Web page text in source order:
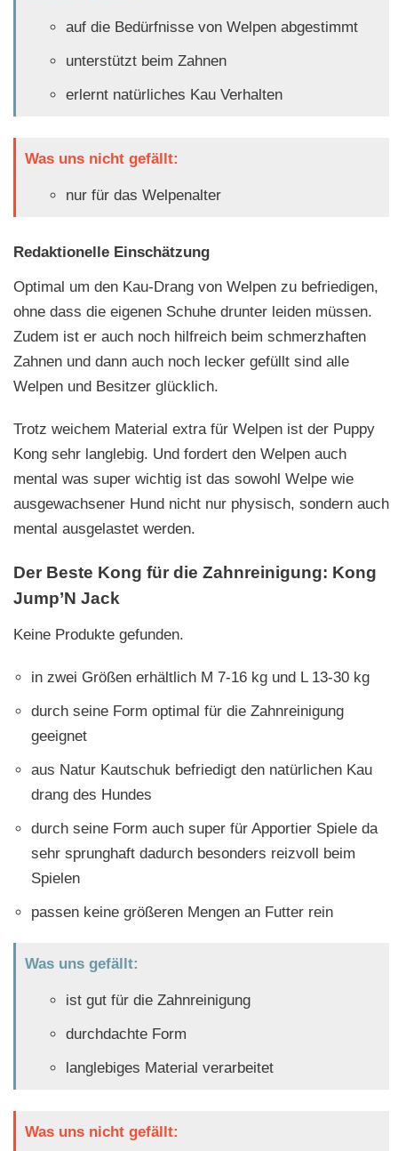
auf die Bedürfnisse von Welpen abgestimmt
unterstützt beim Zahnen
erlernt natürliches Kau Verhalten
Was uns nicht gefällt:
nur für das Welpenalter
Redaktionelle Einschätzung
Optimal um den Kau-Drang von Welpen zu befriedigen,
ohne dass die eigenen Schuhe drunter leiden müssen.
Zudem ist er auch noch hilfreich beim schmerzhaften
Zahnen und dann auch noch lecker gefüllt sind alle
Welpen und Besitzer glücklich.
Trotz weichem Material extra für Welpen ist der Puppy
Kong sehr langlebig. Und fordert den Welpen auch
mental was super wichtig ist das sowohl Welpe wie
ausgewachsener Hund nicht nur physisch, sondern auch
mental ausgelastet werden.
Der Beste Kong für die Zahnreinigung: Kong
Jump’N Jack
Keine Produkte gefunden.
in zwei Größen erhältlich M 7-16 kg und L 13-30 kg
durch seine Form optimal für die Zahnreinigung
geeignet
aus Natur Kautschuk befriedigt den natürlichen Kau
drang des Hundes
durch seine Form auch super für Apportier Spiele da
sehr sprunghaft dadurch besonders reizvoll beim
Spielen
passen keine größeren Mengen an Futter rein
Was uns gefällt:
ist gut für die Zahnreinigung
durchdachte Form
langlebiges Material verarbeitet
Was uns nicht gefällt: